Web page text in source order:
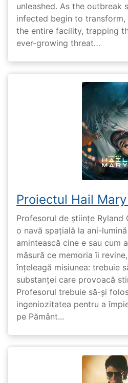
unleashed. As the outbreak
infected begin to
the entire facility, trapping
ever-growing threat…
Proiectul Hail
Profesorul de științe Ryland
o navă spațială la ani-
amintească cine e sau cum
măsură ce memoria îi
înțeleagă misiunea: trebuie
substanței care provoacă
Profesorul trebuie să-și
ingeniozitatea pentru a
pe Pământ...